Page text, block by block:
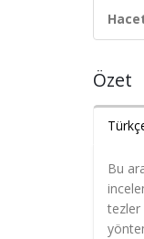
Özet
Bu
tezler